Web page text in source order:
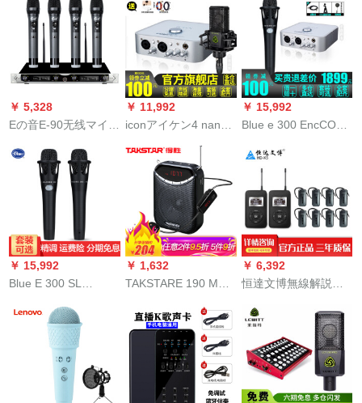
イク小蜂UWP-D 11無
線マイク
が無線ブラストチュ
ーントゥドゥンの歌
マイクオ一体家庭用
テレビオケムの経典
灰公式装備
￥ 5,328
Eの音E-90无线マイク
て会议のガチショウ
の首を持ちます。家
庭用カラオケ舞台で
歌を歌います。カラ
オケ4手に持ちます。
￥ 11,992
iconアイケン4 nano
サウンドトラックト
ラック录音専门用设
备変声器マイク4
nation生放送全セトリ
サウンドトラック
￥ 15,992
Blue e 300 EncCORE
イクを持って携帯電
ます。ユニバサル生
放送のアネウサが呼
びます。レコーディ
ングカードドットコ
ムのマイク単品券は
100%カットします。
￥ 15,992
Blue E 300 SL
ーストリアカードド
￥ 1,632
TAKSTARE 190 M无
教育専门教师ガイド
スキー拡声器腰挂り
FMミニスティック优
￥ 6,392
恒達文博無線解説器
接待説明員ガイド解
説と同時通訳機チム
解説器K 5易耳掛易受
信機単体